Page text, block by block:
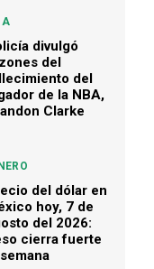
divulgó
del
del
de la NBA,
Clarke
del dólar en
hoy, 7 de
del 2026:
cierra fuerte